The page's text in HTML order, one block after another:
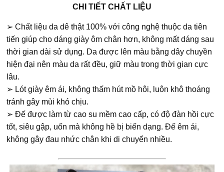
CHI TIẾT CHẤT LIỆU
➢ Chất liệu da dê thật 100% với công nghệ thuộc da tiên
tiến giúp cho dáng giày ôm chân hơn, không mất dáng sau
thời gian dài sử dụng. Da được lên màu bằng dây chuyền
hiện đại nên màu da rất đều, giữ màu trong thời gian cực
lâu.
➢ Lót giày êm ái, không thấm hút mồ hôi, luôn khô thoáng
tránh gây mùi khó chịu.
➢ Đế được làm từ cao su mềm cao cấp, có độ đàn hồi cực
tốt, siêu gập, uốn mà không hề bị biến dạng. Đế êm ái,
không gây đau nhức chân khi di chuyển nhiều.